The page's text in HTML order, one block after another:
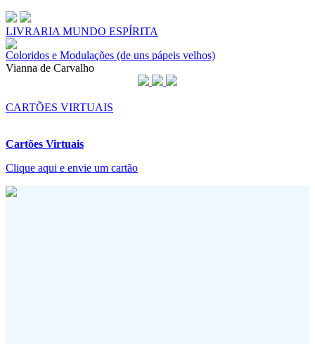
LIVRARIA MUNDO ESPÍRITA
Coloridos e Modulações (de uns pápeis velhos)
Vianna de Carvalho
CARTÕES VIRTUAIS
Cartões Virtuais
Clique aqui e envie um cartão